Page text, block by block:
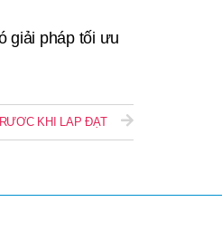
giải pháp tối ưu
KHI LẮP ĐẶT